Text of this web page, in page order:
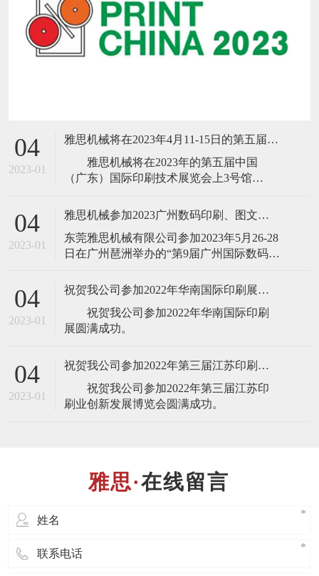
04
2023-01
雅思机械将在2023年4月11-15日的第五届中国(广东)国际印刷技术展览会
雅思机械将在2023年的第五届中国
（广东）国际印刷技术展览会上3号馆
速胶装联动线、高速三面切书机、数码折
配锁一体机、NO SPACE不空格高速全自动
锁线机、高速
04
2023-01
雅思机械参加2023广州数码印刷、图文快印展
​东莞雅思机械有限公司参加2023年5月26-28
日在广州琶洲举办的“第9届广州国际数码印
全自动锁线机，欢迎业界人士莅临雅思机
市雅思机械设备有限公司是一家专业设
计、制造、销售、服务于
04
2023-01
祝贺我公司参加2022年华南国际印刷展圆满成功
祝贺我公司参加2022年华南国际印刷
04
2023-01
祝贺我公司参加2022年第三届江苏印刷业创新发展博览会圆满成功
祝贺我公司参加2022年第三届江苏印
在线留言